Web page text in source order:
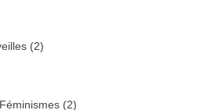
(2)
(2)